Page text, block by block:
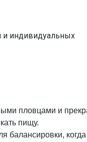
и индивидуальных
пловцами и
пищу.